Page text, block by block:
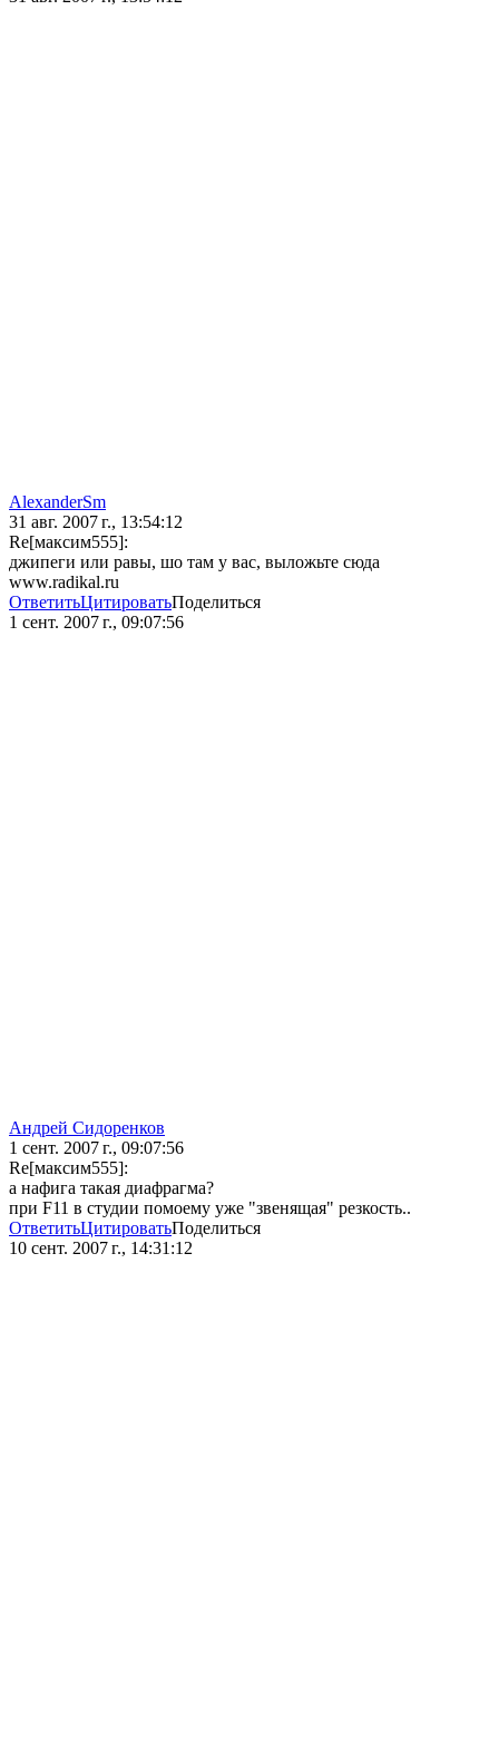
AlexanderSm
31 авг. 2007 г., 13:54:12
Re[максим555]:
джипеги или равы, шо там у вас, выложьте сюда
www.radikal.ru
ОтветитьЦитироватьПоделиться
1 сент. 2007 г., 09:07:56
Андрей Сидоренков
1 сент. 2007 г., 09:07:56
Re[максим555]:
а нафига такая диафрагма?
при F11 в студии помоему уже "звенящая" резкость..
ОтветитьЦитироватьПоделиться
10 сент. 2007 г., 14:31:12